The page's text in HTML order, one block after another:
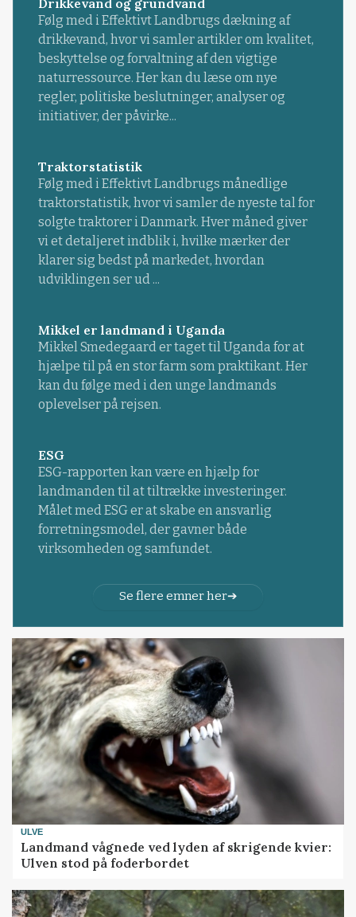
Følg med i Effektivt Landbrugs dækning af
drikkevand, hvor vi samler artikler om kvalitet,
beskyttelse og forvaltning af den vigtige
naturressource. Her kan du læse om nye
regler, politiske beslutninger, analyser og
initiativer, der påvirke...
Traktorstatistik
Følg med i Effektivt Landbrugs månedlige
traktorstatistik, hvor vi samler de nyeste tal for
solgte traktorer i Danmark. Hver måned giver
vi et detaljeret indblik i, hvilke mærker der
klarer sig bedst på markedet, hvordan
udviklingen ser ud ...
Mikkel er landmand i Uganda
Mikkel Smedegaard er taget til Uganda for at
hjælpe til på en stor farm som praktikant. Her
kan du følge med i den unge landmands
oplevelser på rejsen.
ESG
ESG-rapporten kan være en hjælp for
landmanden til at tiltrække investeringer.
Målet med ESG er at skabe en ansvarlig
forretningsmodel, der gavner både
virksomheden og samfundet.
Se flere emner her
ULVE
Landmand vågnede ved lyden af skrigende kvier:
Ulven stod på foderbordet